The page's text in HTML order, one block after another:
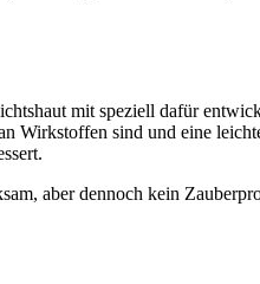
mit speziell dafür
Wirkstoffen sind und eine
aber dennoch kein